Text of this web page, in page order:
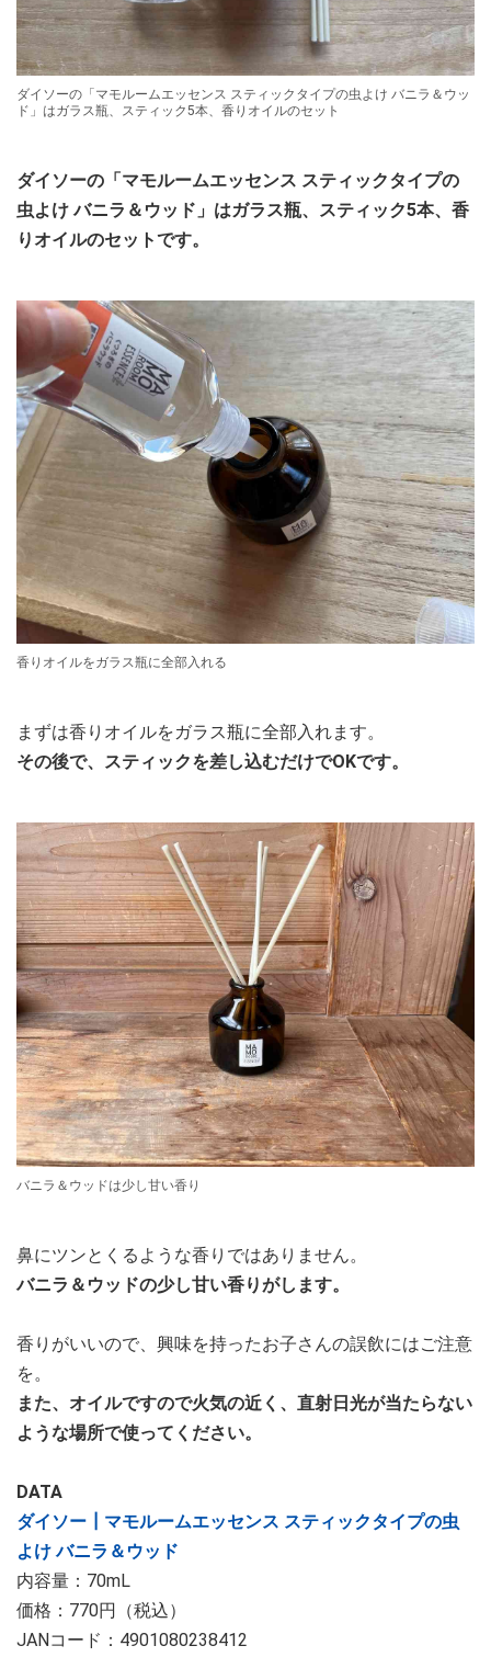
ダイソーの「マモルームエッセンス スティックタイプの虫よけ バニラ＆ウッ
ド」はガラス瓶、スティック5本、香りオイルのセット
ダイソーの「マモルームエッセンス スティックタイプの
虫よけ バニラ＆ウッド」はガラス瓶、スティック5本、香
りオイルのセットです。
香りオイルをガラス瓶に全部入れる
まずは香りオイルをガラス瓶に全部入れます。
その後で、スティックを差し込むだけでOKです。
バニラ＆ウッドは少し甘い香り
鼻にツンとくるような香りではありません。
バニラ＆ウッドの少し甘い香りがします。
香りがいいので、興味を持ったお子さんの誤飲にはご注意
を。
また、オイルですので火気の近く、直射日光が当たらない
ような場所で使ってください。
DATA
ダイソー┃マモルームエッセンス スティックタイプの虫
よけ バニラ＆ウッド
内容量：70mL
価格：770円（税込）
JANコード：4901080238412